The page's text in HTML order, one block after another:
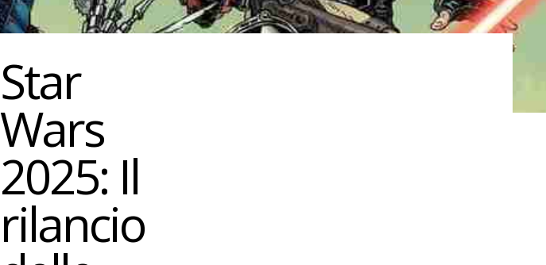
Star
Wars
2025: Il
rilancio